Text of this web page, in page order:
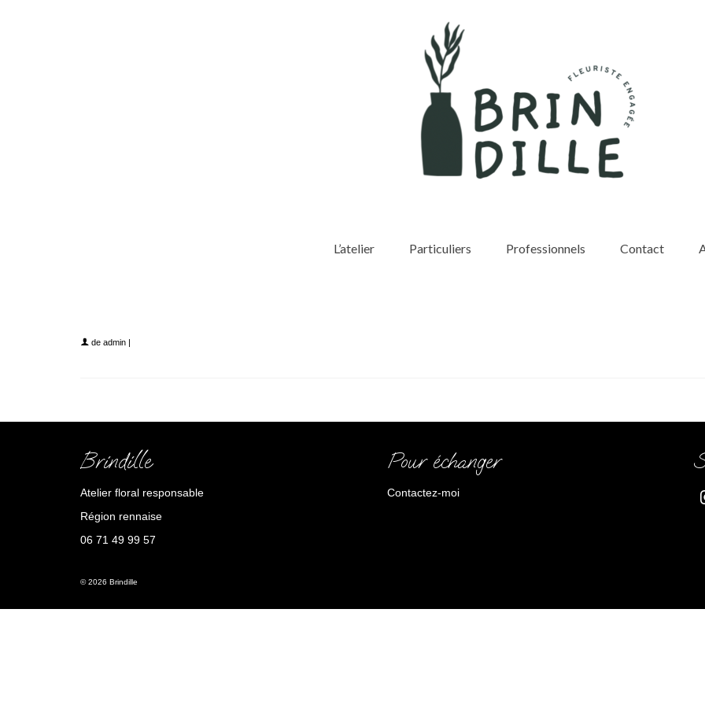
L’atelier Particuliers Professionnels Contact
de admin |
Brindille
Atelier floral responsable
Région rennaise
06 71 49 99 57
Pour échanger
Contactez-moi
© 2026 Brindille